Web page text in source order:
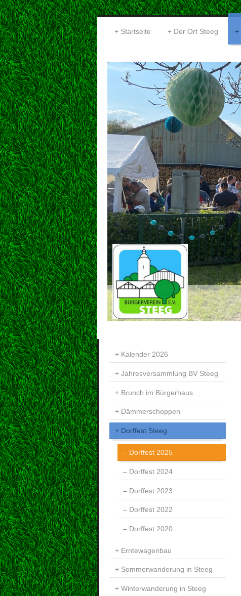
Startseite Der Ort Steeg
Kalender 2026
Jahresversammlung BV Steeg
Brunch im Bürgerhaus
Dämmerschoppen
Dorffest Steeg
Dorffest 2025
Dorffest 2024
Dorffest 2023
Dorffest 2022
Dorffest 2020
Erntewagenbau
Sommerwanderung in Steeg
Winterwanderung in Steeg